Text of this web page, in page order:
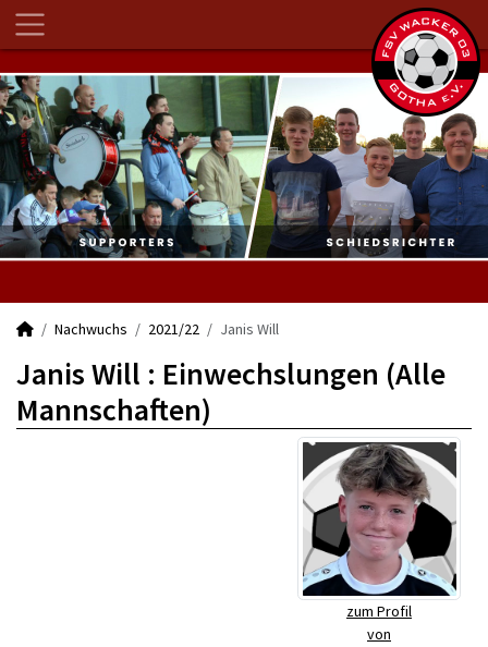
Nachwuchs 2021/22 Janis Will
Janis Will : Einwechslungen (Alle
Mannschaften)
zum Profil
von